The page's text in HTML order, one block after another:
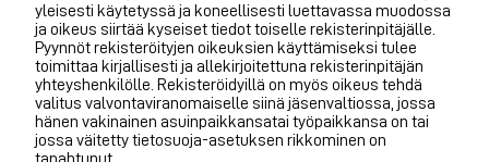
yleisesti käytetyssä ja koneellisesti luettavassa muodossa
ja oikeus siirtää kyseiset tiedot toiselle rekisterinpitäjälle.
Pyynnöt rekisteröityjen oikeuksien käyttämiseksi tulee
toimittaa kirjallisesti ja allekirjoitettuna rekisterinpitäjän
yhteyshenkilölle. Rekisteröidyillä on myös oikeus tehdä
valitus valvontaviranomaiselle siinä jäsenvaltiossa, jossa
hänen vakinainen asuinpaikkansatai työpaikkansa on tai
jossa väitetty tietosuoja-asetuksen rikkominen on
tapahtunut.